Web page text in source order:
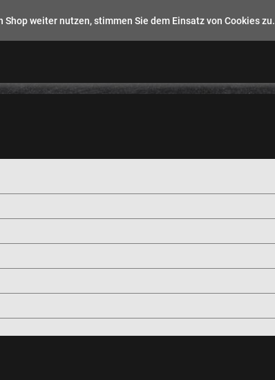
weiter nutzen, stimmen Sie dem Einsatz von Cookies zu.